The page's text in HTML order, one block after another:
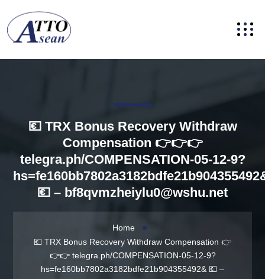
💶 TRX Bonus Recovery Withdraw
Compensation 👉👉👉
telegra.ph/COMPENSATION-05-12-9?
💶 – bf8qvmzheiylu0@wshu.net
Home
💶 TRX Bonus Recovery Withdraw Compensation 👉
👉👉 telegra.ph/COMPENSATION-05-12-9?
hs=fe160bb7802a3182bdfe21b904355492& 💶 –